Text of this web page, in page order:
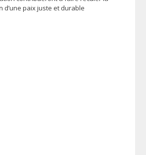
d’une paix juste et durable